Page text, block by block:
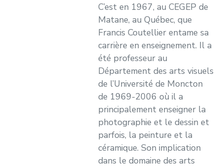
C’est en 1967, au CEGEP de
Matane, au Québec, que
Francis Coutellier entame sa
carrière en enseignement. Il a
été professeur au
Département des arts visuels
de l’Université de Moncton
de 1969-2006 où il a
principalement enseigner la
photographie et le dessin et
parfois, la peinture et la
céramique. Son implication
dans le domaine des arts